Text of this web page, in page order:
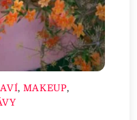
, MAKEUP,